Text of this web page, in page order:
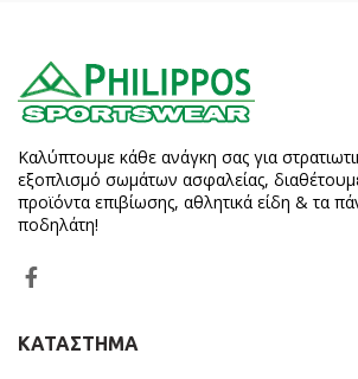
Καλύπτουμε κάθε ανάγκη σας για
εξοπλισμό σωμάτων ασφαλείας,
προϊόντα επιβίωσης, αθλητικά είδη & τα
ποδηλάτη!
ΚΑΤΑΣΤΗΜΑ